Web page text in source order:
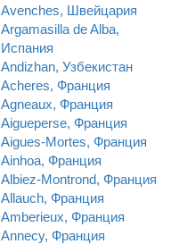
Avenches, Швейцария
Argamasilla de Alba,
Испания
Andizhan, Узбекистан
Acheres, Франция
Agneaux, Франция
Aigueperse, Франция
Aigues-Mortes, Франция
Ainhoa, Франция
Albiez-Montrond, Франция
Allauch, Франция
Amberieux, Франция
Annecy, Франция